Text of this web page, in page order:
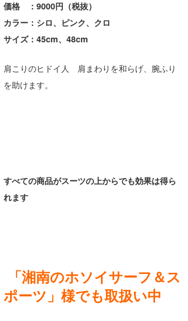
価格 ：9000円（税抜）
カラー：シロ、ピンク、クロ
サイズ：45cm、48cm
肩こりのヒドイ人 肩まわりを和らげ、腕ふり
を助けます。
すべての商品がスーツの上からでも効果は得ら
れます
「湘南のホソイサーフ＆ス
ポーツ」様でも取扱い中